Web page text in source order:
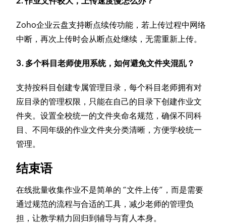
Zoho企业云盘支持断点续传功能，若上传过程中网络
中断，再次上传时会从断点处继续，无需重新上传。
3. 多个科目老师使用系统，如何避免文件夹混乱？
支持按科目创建专属管理目录，每个科目老师拥有对
应目录的管理权限，只能在自己的目录下创建作业文
件夹。设置全校统一的文件夹命名规范，确保不同科
目、不同年级的作业文件夹分类清晰，方便学校统一
管理。
结束语
在线批量收集作业不是简单的 “文件上传”，而是需要
通过规范的流程与合适的工具，减少老师的管理负
担，让教学精力回归到辅导与育人本身。